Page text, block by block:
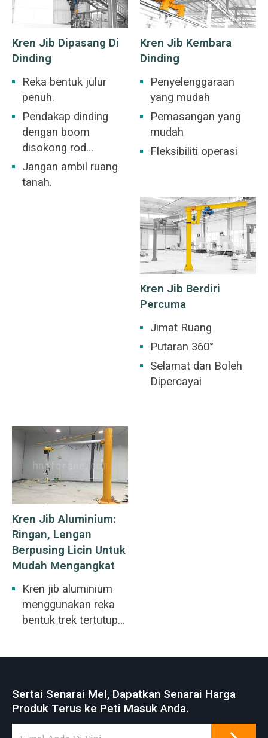
Kren Jib Dipasang Di
Dinding
Reka bentuk julur
penuh.
Pendakap dinding
dengan boom
disokong rod
pengikat.
Jangan ambil ruang
tanah.
Kren Jib Kembara
Dinding
Penyelenggaraan
yang mudah
Pemasangan yang
mudah
Fleksibiliti operasi
Kren Jib Berdiri
Percuma
Jimat Ruang
Putaran 360°
Selamat dan Boleh
Dipercayai
Kren Jib Aluminium:
Ringan, Lengan
Berpusing Licin Untuk
Mudah Mengangkat
Kren jib aluminium
menggunakan reka
bentuk trek tertutup
pendakap dinding
aluminium boleh
dipasang pada
Sertai Senarai Mel, Dapatkan Senarai Harga
Produk Terus ke Peti Masuk Anda.